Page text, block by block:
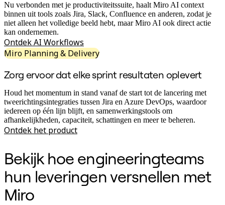
Verhalen van klanten
Academy
Webinars
Community en ondersteuning
Helpcentrum
Gebeurtenissen
Community
Blog
Partners en diensten
Miro Professionele Dienstverlening
Solution Partners
Prijzen
Nu verbonden met je productiviteitssuite, haalt Miro AI context
binnen uit tools zoals Jira, Slack, Confluence en anderen, zodat je
niet alleen het volledige beeld hebt, maar Miro AI ook direct actie
kan ondernemen.
Ontdek AI Workflows
Miro Planning & Delivery
Zorg ervoor dat elke sprint resultaten oplevert
Houd het momentum in stand vanaf de start tot de lancering met
tweerichtingsintegraties tussen Jira en Azure DevOps, waardoor
iedereen op één lijn blijft, en samenwerkingstools om
afhankelijkheden, capaciteit, schattingen en meer te beheren.
Ontdek het product
Bekijk hoe engineeringteams
hun leveringen versnellen met
Miro